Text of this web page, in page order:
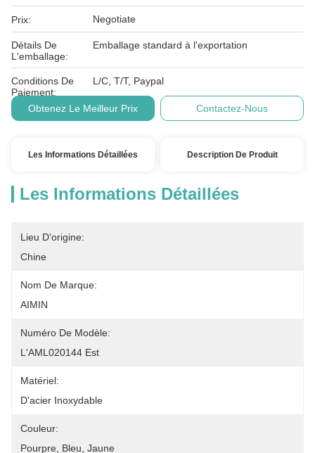
Prix: Negotiate
Détails De
L'emballage:
Emballage standard à l'exportation
Conditions De
Paiement:
L/C, T/T, Paypal
Obtenez Le Meilleur Prix Contactez-Nous
Les Informations Détaillées Description De Produit
Les Informations Détaillées
Lieu D'origine:
Chine
Nom De Marque:
AIMIN
Numéro De Modèle:
L'AML020144 Est
Matériel:
D'acier Inoxydable
Couleur:
Pourpre, Bleu, Jaune